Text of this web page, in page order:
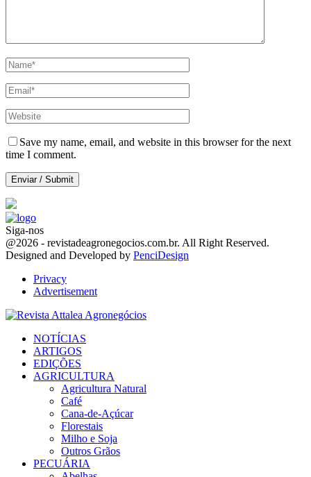
Save my name, email, and website in this browser for the next
time I comment.
Siga-nos
Facebook
Twitter
Instagram
Linkedin
Youtube
Email
@2026 - revistadeagronegocios.com.br. All Right Reserved.
Designed and Developed by PenciDesign
Privacy
Advertisement
NOTÍCIAS
ARTIGOS
EDIÇÕES
AGRICULTURA
Agricultura Natural
Café
Cana-de-Açúcar
Florestais
Milho e Soja
Outros Grãos
PECUÁRIA